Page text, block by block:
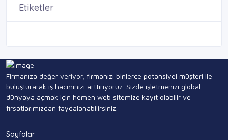
Etiketler
Firmanıza değer veriyor, firmanızı binlerce potansiyel müşteri ile
buluşturarak iş hacminizi arttırıyoruz. Sizde işletmenizi global
dünyaya açmak için hemen web sitemize kayıt olabilir ve
fırsatlarımızdan faydalanabilirsiniz.
Sayfalar